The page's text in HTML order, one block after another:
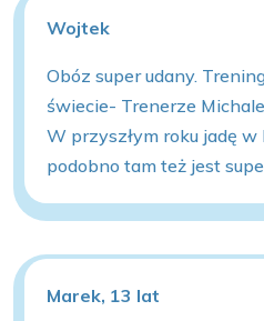
Wojtek
Obóz super udany.
świecie- Trenerze
W przyszłym roku jadę w
podobno tam też jest
Marek, 13 lat